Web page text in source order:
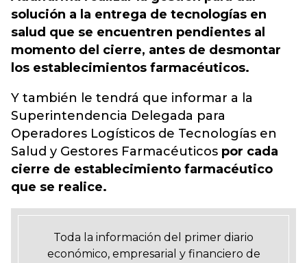
solución a la entrega de tecnologías en
salud que se encuentren pendientes al
momento del cierre, antes de desmontar
los establecimientos farmacéuticos.
Y también le tendrá que informar a la
Superintendencia Delegada para
Operadores Logísticos de Tecnologías en
Salud y Gestores Farmacéuticos por cada
cierre de establecimiento farmacéutico
que se realice.
Toda la información del primer diario
económico, empresarial y financiero de